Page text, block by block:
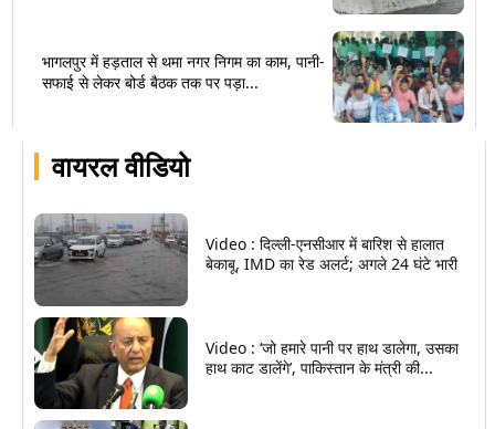
वायरल वीडियो
Video : दिल्ली-एनसीआर में बारिश से हालात
बेकाबू, IMD का रेड अलर्ट; अगले 24 घंटे भारी
Video : ‘जो हमारे पानी पर हाथ डालेगा, उसका
हाथ काट डालेंगे’, पाकिस्तान के मंत्री की...
भागलपुर में हड़ताल से थमा नगर निगम का काम, पानी-
सफाई से लेकर बोर्ड बैठक तक पर पड़ा...